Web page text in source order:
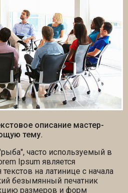
описание мастер-
тему.
часто используемый в
Ipsum является
на латинице с начала
безымянный печатник
размеров и форм